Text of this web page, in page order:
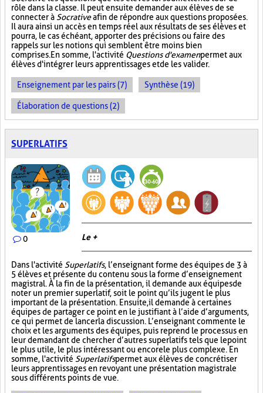
rôle dans la classe. Il peut ensuite demander aux élèves de se
connecter à Socrativeafin de répondre aux questions proposées.
Il aura ainsi un accès en temps réel aux résultats de ses élèves et
pourra, le cas échéant, apporter des précisions ou faire des
rappels sur les notions qui semblent être moins bien
comprises. En somme, l'activité Questions d'examenpermet aux
élèves d'intégrer leurs apprentissages et de les valider.
Enseignement par les pairs (7) Synthèse (19)
Élaboration de questions (2)
SUPERLATIFS
0 Le +
Dans l'activité Superlatifs, l’enseignant forme des équipes de 3 à
5 élèves et présente du contenu sous la forme d’enseignement
magistral. À la fin de la présentation, il demande aux équipes de
noter un premier superlatif, soit le point qu’ils jugent le plus
important de la présentation. Ensuite, il demande à certaines
équipes de partager ce point en le justifiant à l’aide d’arguments,
ce qui permet de lancer la discussion. L’enseignant commente le
choix et les arguments des équipes, puis reprend le processus en
leur demandant de chercher d’autres superlatifs tels que le point
le plus utile, le plus intéressant ou encore le plus complexe. En
somme, l'activité Superlatifspermet aux élèves de concrétiser
leurs apprentissages en revoyant une présentation magistrale
sous différents points de vue.